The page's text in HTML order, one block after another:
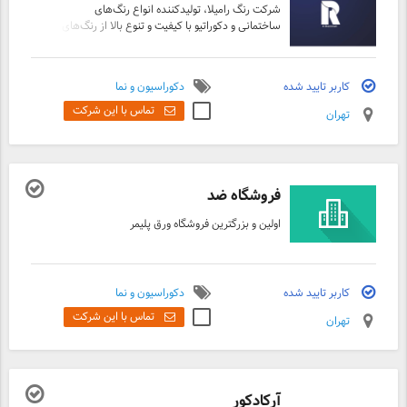
شرکت رنگ رامیلا، تولیدکننده انواع رنگ‌های
ساختمانی و دکوراتیو با کیفیت و تنوع بالا از رنگ‌های
خاص ما به شما کمک می‌کنیم تا فضاهای خود را با
رنگ‌هایی منحصر‌به‌فرد و ماندگار متحول کنید.
کاربر تایید شده
دکوراسیون و نما
تهران
تماس با این شرکت
فروشگاه ضد
اولین و بزرگترین فروشگاه ورق پلیمر
کاربر تایید شده
دکوراسیون و نما
تهران
تماس با این شرکت
آرکادکور